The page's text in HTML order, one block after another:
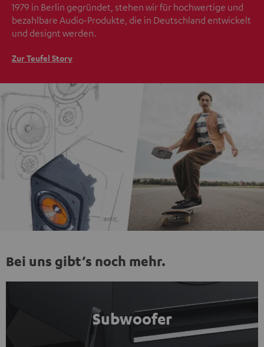
1979 in Berlin gegründet, stehen wir für hochwertige und
bezahlbare Audio-Produkte, die in Deutschland entwickelt
und designt werden.
Zur Teufel Story
Bei uns gibt’s noch mehr.
Subwoofer